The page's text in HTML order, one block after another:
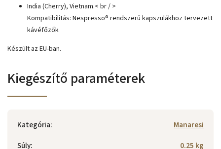
India (Cherry), Vietnam.< br / >
Kompatibilitás: Nespresso® rendszerű kapszulákhoz tervezett
kávéfőzők
Készült az EU-ban.
Kiegészítő paraméterek
Kategória:
Manaresi
Súly:
0.25 kg